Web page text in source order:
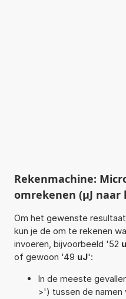
Rekenmachine:
omrekenen (µJ naar
Om het gewenste
kun je de om te rekenen
invoeren, bijvoorbeeld '52
of gewoon '49 uJ':
In de meeste
>') tussen de